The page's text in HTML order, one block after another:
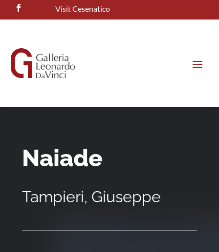
Visit Cesenatico
Naiade
Tampieri, Giuseppe